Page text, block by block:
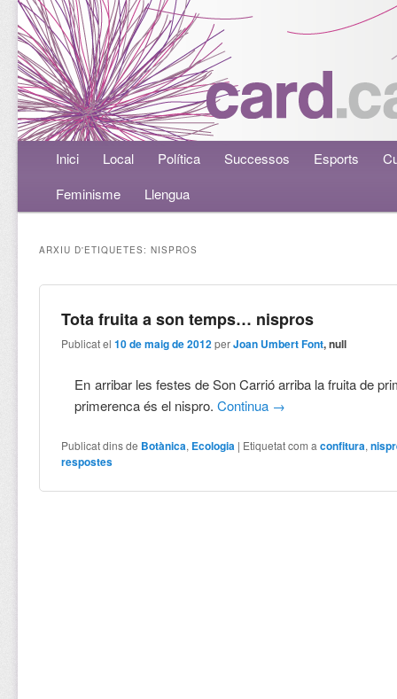
Menú principalAneu al contingut principal
Aneu al contingut secundari
Inici Local Política Successos Esports
Feminisme
Llengua
ARXIU D'ETIQUETES:NISPROS
Tota fruita a son temps… nispros
Publicat el10 de maig de 2012 perJoan Umbert Font, null
En arribar les festes de Son Carrió arriba la fruita de
primerenca és el nispro.Continua →
Publicat dins de Botànica, Ecologia | Etiquetat com a confitura,
respostes